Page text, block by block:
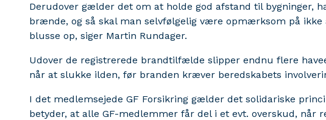
Derudover gælder det om at holde god afstand til bygninger,
brænde, og så skal man selvfølgelig være opmærksom på ikke
blusse op, siger Martin Rundager.
Udover de registrerede brandtilfælde slipper endnu flere
når at slukke ilden, før branden kræver beredskabets
I det medlemsejede GF Forsikring gælder det solidariske
betyder, at alle GF-medlemmer får del i et evt. overskud, når